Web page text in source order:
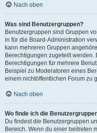
Nach oben
Was sind Benutzergruppen?
Benutzergruppen sind Gruppen
in für die Board-Administration
kann mehreren Gruppen
Berechtigungen zugeteilt werden.
Berechtigungen für mehrere
Beispiel zu Moderatoren eines
einem nichtöffentlichen Forum zu
Nach oben
Wo finde ich die
Du findest die Benutzergruppen
Bereich. Wenn du einer beitreten